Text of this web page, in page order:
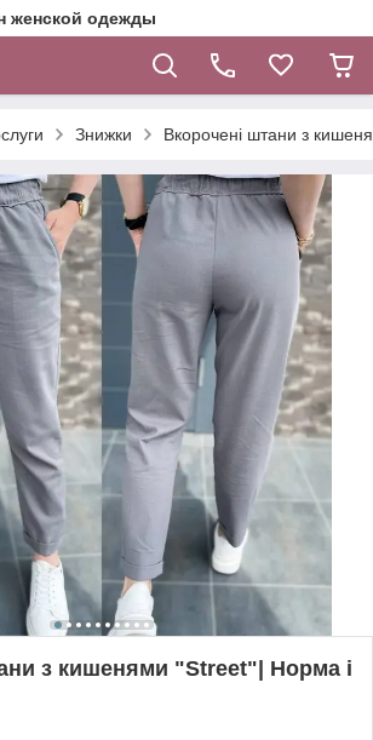
женской одежды
Знижки Вкорочені штани з
з кишенями "Street"| Норма і